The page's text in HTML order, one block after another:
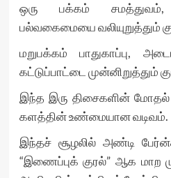
ஒரு பக்கம் சமத்துவம்,
பல்வகைமையை வலியுறுத்தும்
மறுபக்கம் பாதுகாப்பு,
கட்டுப்பாட்டை முன்னிறுத்தும்
இந்த இரு திசைகளின்
களத்தின் உண்மையான வடிவம்.
இந்தச் சூழலில் அண்டி
“இணைப்புக் குரல்” ஆக மாற